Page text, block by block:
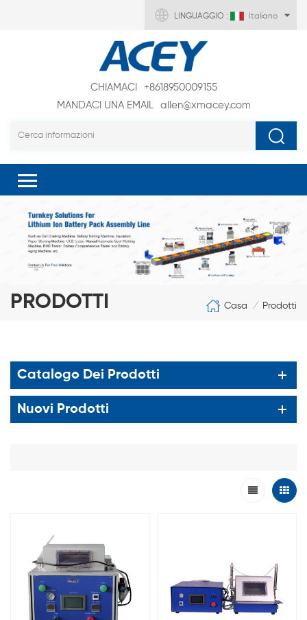
LINGUAGGIO : Italiano
CHIAMACI
+8618950009155
MANDACI UNA EMAIL
allen@xmacey.com
PRODOTTI Casa / Prodotti
Catalogo Dei Prodotti
Nuovi Prodotti